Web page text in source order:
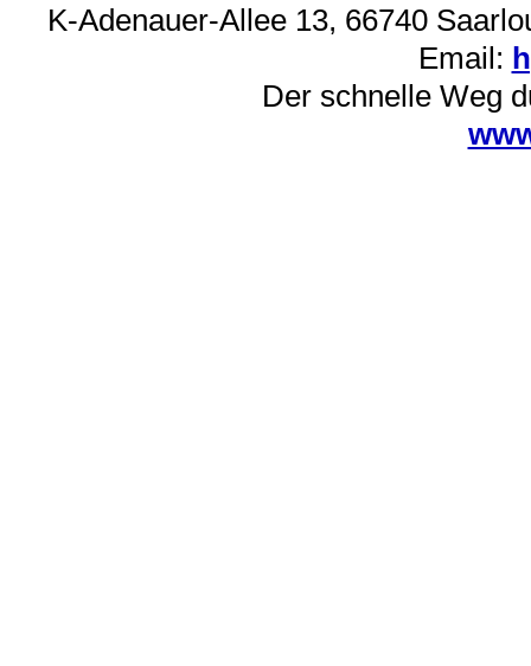
K-Adenauer-Allee 13, 66740
Email:
Der schnelle Weg